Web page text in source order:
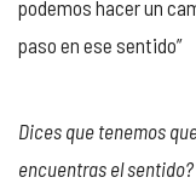
podemos hacer un
paso en ese sentido”
Dices que tenemos
encuentras el sentido?